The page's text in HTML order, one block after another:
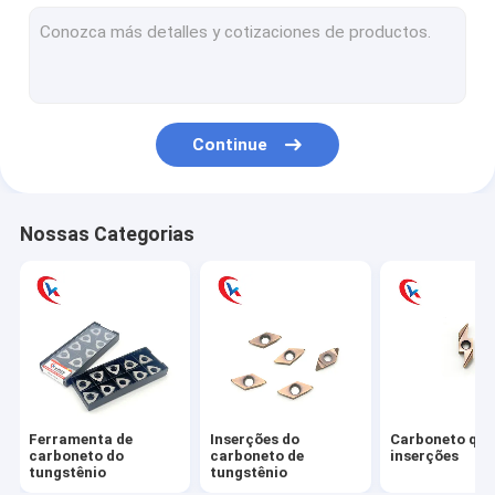
Tiras do carboneto de tungstênio
Peças do desgaste do carboneto de tungstênio
Ferramenta do Woodworking do carboneto de tungstênio
Barra de perfuração do carboneto
Shell Milling Cutter
Continue
Nossas Categorias
Ferramenta de
carboneto do
tungstênio
Inserções do
carboneto de
tungstênio
Carboneto
inserções